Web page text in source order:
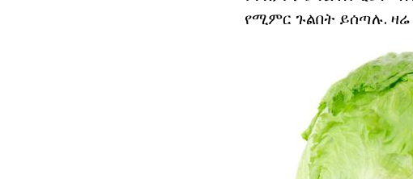
የሚምር ጉልበት ይሰጣሉ.